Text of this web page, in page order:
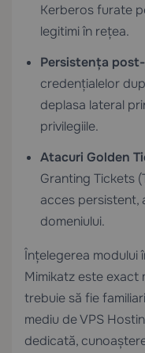
Kerberos furate
legitimi în rețea.
Persistența
credențialelor
deplasa lateral
privilegiile.
Atacuri Golden
Granting Tickets
acces persistent,
domeniului.
Înțelegerea modului
Mimikatz este
trebuie să fie
mediu deVPS
dedicată,